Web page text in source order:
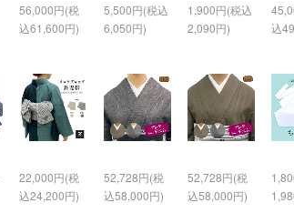
56,000円(税
込61,600円)
5,500円(税込
6,050円)
1,900円(税込
2,090円)
込
22,000円(税
込24,200円)
52,728円(税
込58,000円)
52,728円(税
込58,000円)